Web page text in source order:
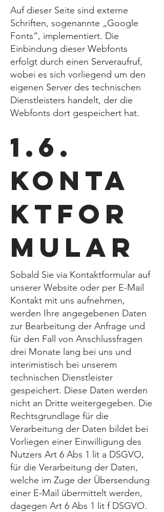
Auf dieser Seite sind externe
Schriften, sogenannte „Google
Fonts“, implementiert. Die
Einbindung dieser Webfonts
erfolgt durch einen Serveraufruf,
wobei es sich vorliegend um den
eigenen Server des technischen
Dienstleisters handelt, der die
Webfonts dort gespeichert hat.
1.6.
Konta
ktfor
mular
Sobald Sie via Kontaktformular auf
unserer Website oder per E-Mail
Kontakt mit uns aufnehmen,
werden Ihre angegebenen Daten
zur Bearbeitung der Anfrage und
für den Fall von Anschlussfragen
drei Monate lang bei uns und
interimistisch bei unserem
technischen Dienstleister
gespeichert. Diese Daten werden
nicht an Dritte weitergegeben. Die
Rechtsgrundlage für die
Verarbeitung der Daten bildet bei
Vorliegen einer Einwilligung des
Nutzers Art 6 Abs 1 lit a DSGVO,
für die Verarbeitung der Daten,
welche im Zuge der Übersendung
einer E-Mail übermittelt werden,
dagegen Art 6 Abs 1 lit f DSGVO.